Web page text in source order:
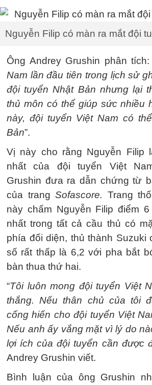
Nguyễn Filip có màn ra mắt đội
Ông Andrey Grushin phân tích:
Nam lần đầu tiên trong lịch sử
đội tuyển Nhật Bản nhưng lại
thủ môn có thể giúp sức nhiều
này, đội tuyển Việt Nam có
Bản”.
Vị này cho rằng Nguyễn Filip
nhất của đội tuyển Việt
Grushin đưa ra dẫn chứng từ
của trangSofascore. Trang
này chấm Nguyễn Filip điểm
nhất trong tất cả cầu thủ có
phía đối diện, thủ thành Suzuki
số rất thấp là 6,2 với pha bắt
bàn thua thứ hai.
“Tôi luôn mong đội tuyển Việt
thắng. Nếu thân chủ của tôi
cống hiến cho đội tuyển Việt
Nếu anh ấy vắng mặt vì lý do
lợi ích của đội tuyển cần được
Andrey Grushin viết.
Bình luận của ông Grushin